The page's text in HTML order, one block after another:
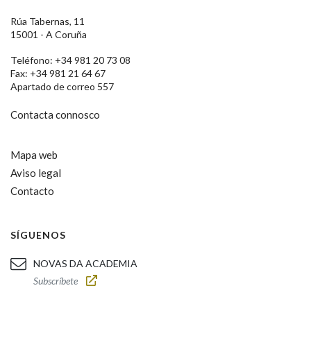
Rúa Tabernas, 11
15001 - A Coruña
Teléfono: +34 981 20 73 08
Fax: +34 981 21 64 67
Apartado de correo 557
Contacta connosco
Mapa web
Aviso legal
Contacto
SÍGUENOS
NOVAS DA ACADEMIA
Subscríbete